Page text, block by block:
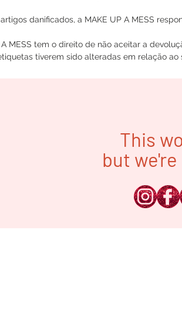
danificados, a MAKE UP A MESS
A MESS tem o direito de não aceitar a
tiverem sido alteradas em relação
This
but